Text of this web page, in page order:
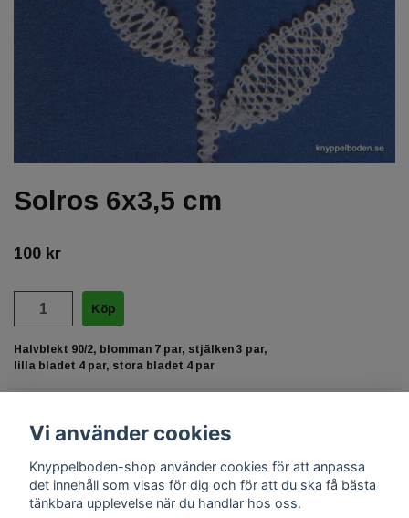
Solros 6x3,5 cm
100 kr
Halvblekt 90/2, blomman 7 par, stjälken 3 par,
lilla bladet 4 par, stora bladet 4 par
Vi använder cookies
Knyppelboden-shop använder cookies för att anpassa
det innehåll som visas för dig och för att du ska få bästa
tänkbara upplevelse när du handlar hos oss.